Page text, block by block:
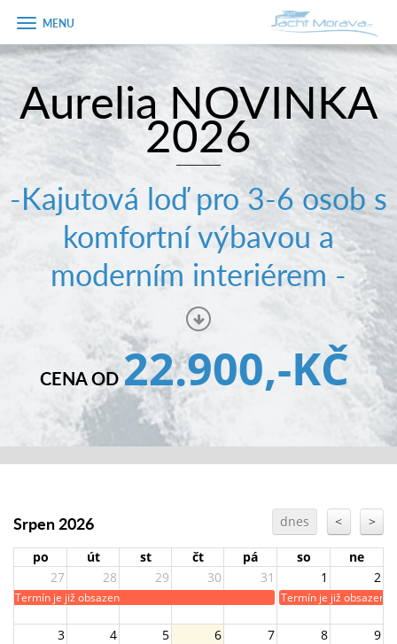
Úvodní strana
Pronájem a ceník
Plán plavby
Tipy na výlet
Fotogalerie
Kontakt
PRODEJ LODÍ
Zobrazit
menu
Aurelia NOVINKA
2026
-Kajutová loď pro 3-6 osob s
komfortní výbavou a
moderním interiérem -
CENA OD22.900,-KČ
Srpen 2026 dnes < >
po út st čt pá so
ne
27
28 29 30 31 1 2
Termín je již obsazen Termín je již obsazen
3 4 5 6 7 8 9